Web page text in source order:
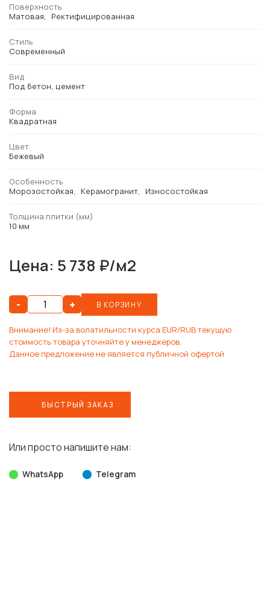
Поверхность
Матовая
Ректифицированная
Стиль
Современный
Вид
Под бетон, цемент
Форма
Квадратная
Цвет
Бежевый
Особенность
Морозостойкая
Керамогранит Износостойкая
Толщина плитки (мм)
10 мм
Цена: 5 738 ₽/м2
- + В КОРЗИНУ
Внимание! Из-за волатильности курса EUR/RUB текущую
стоимость товара уточняйте у менеджеров.
Данное предложение не является публичной офертой
БЫСТРЫЙ ЗАКАЗ
Или просто напишите нам:
WhatsApp Telegram